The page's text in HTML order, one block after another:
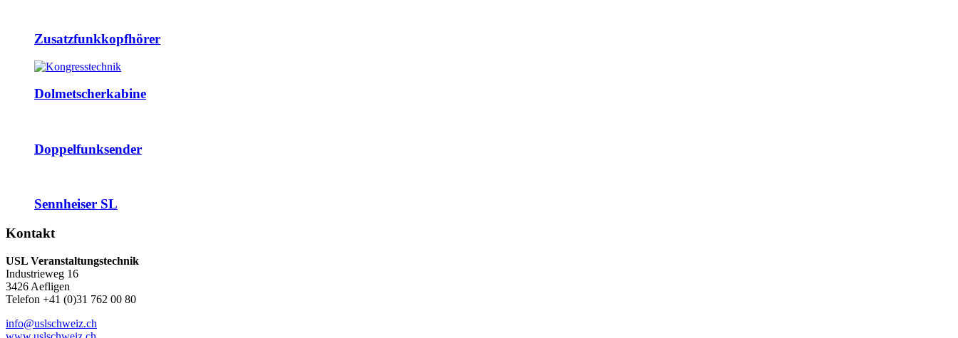
Zusatzfunkkopfhörer
Dolmetscherkabine
Doppelfunksender
Sennheiser SL
Kontakt
USL Veranstaltungstechnik
Industrieweg 16
3426 Aefligen
Telefon +41 (0)31 762 00 80
info@uslschweiz.ch